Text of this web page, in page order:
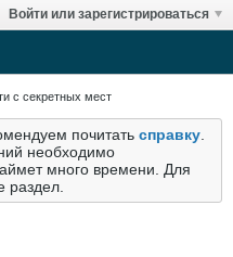
Войти или зарегистрироваться
с секретных мест
почитать справку
необходимо
много времени. Для
раздел.